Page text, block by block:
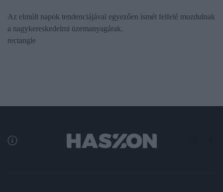
Az elmúlt napok tendenciájával egyezően ismét felfelé mozdulnak
a nagykereskedelmi üzemanyagárak.
rectangle